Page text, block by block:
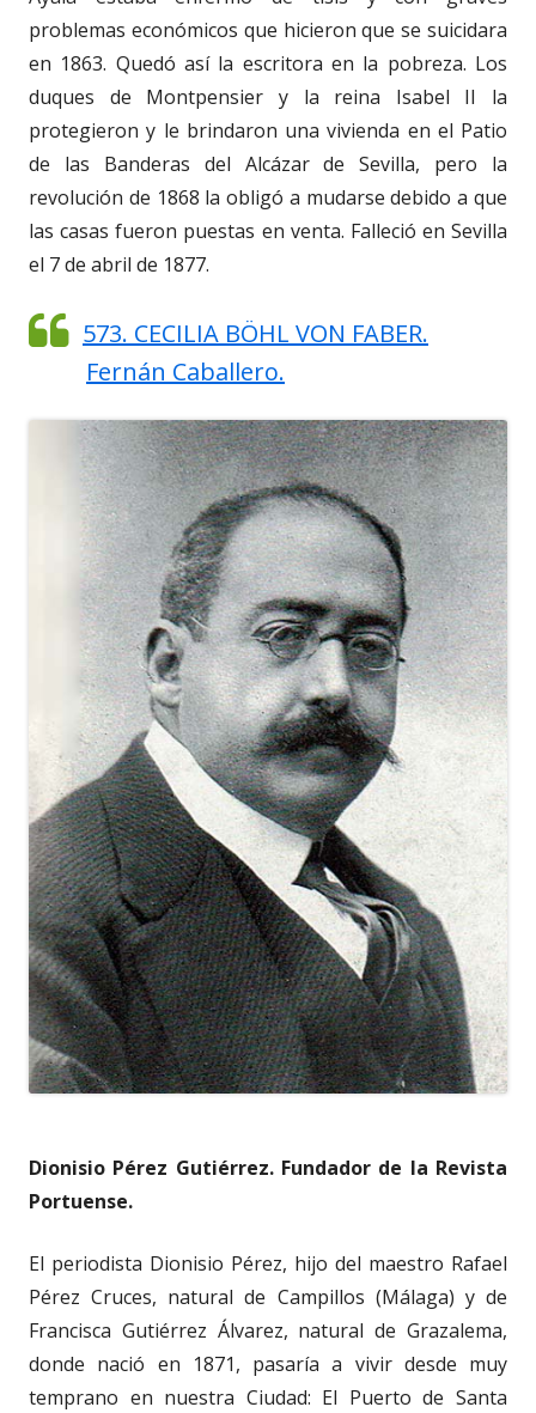
problemas económicos que hicieron que se suicidara
en 1863. Quedó así la escritora en la pobreza. Los
duques de Montpensier y la reina Isabel II la
protegieron y le brindaron una vivienda en el Patio
de las Banderas del Alcázar de Sevilla, pero la
revolución de 1868 la obligó a mudarse debido a que
las casas fueron puestas en venta. Falleció en Sevilla
el 7 de abril de 1877.
573. CECILIA BÖHL VON FABER.
Fernán Caballero.
Dionisio Pérez Gutiérrez. Fundador de la Revista
Portuense.
El periodista Dionisio Pérez, hijo del maestro Rafael
Pérez Cruces, natural de Campillos (Málaga) y de
Francisca Gutiérrez Álvarez, natural de Grazalema,
donde nació en 1871, pasaría a vivir desde muy
temprano en nuestra Ciudad: El Puerto de Santa